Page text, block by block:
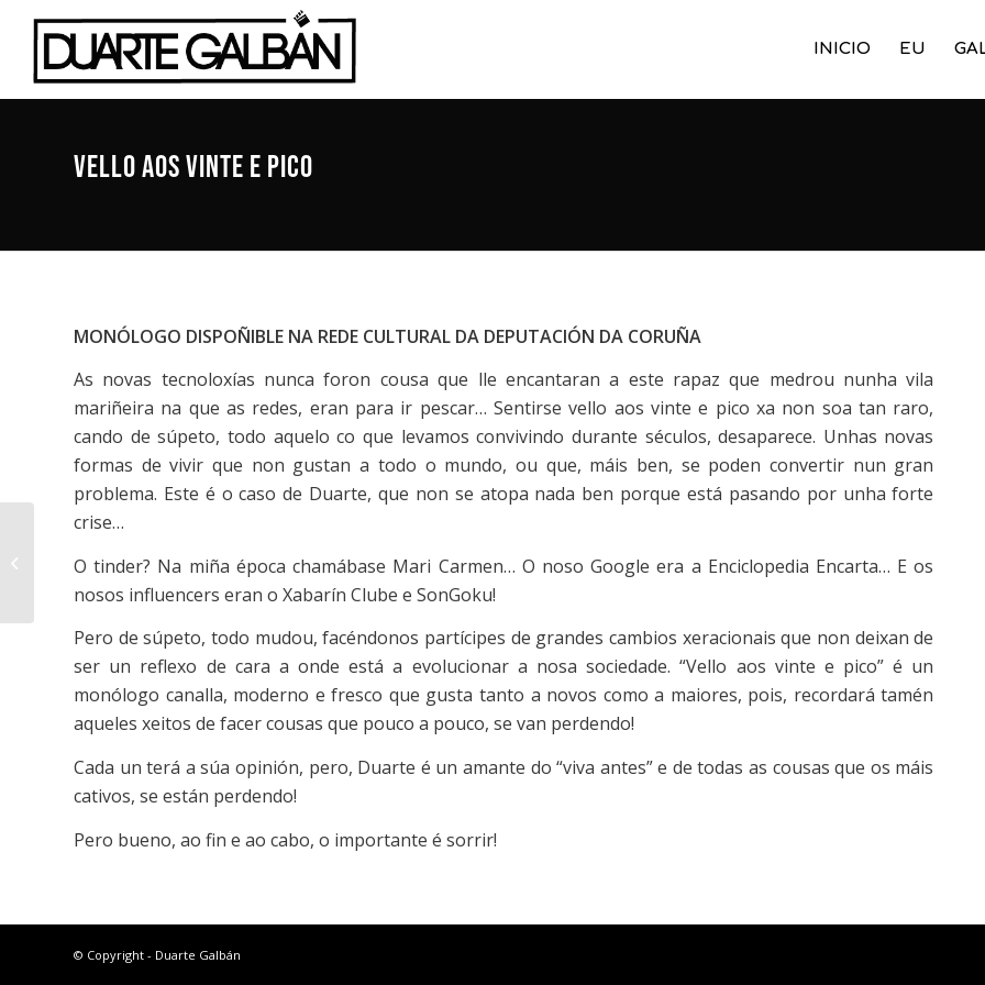
INICIO EU
VELLO AOS VINTE E PICO
MONÓLOGO DISPOÑIBLE NA REDE CULTURAL DA DEPUTACIÓN DA CORUÑA
As novas tecnoloxías nunca foron cousa que lle encantaran a este rapaz que medrou nunha vila
mariñeira na que as redes, eran para ir pescar… Sentirse vello aos vinte e pico xa non soa tan raro,
cando de súpeto, todo aquelo co que levamos convivindo durante séculos, desaparece. Unhas novas
formas de vivir que non gustan a todo o mundo, ou que, máis ben, se poden convertir nun gran
problema. Este é o caso de Duarte, que non se atopa nada ben porque está pasando por unha forte
crise…
O tinder? Na miña época chamábase Mari Carmen… O noso Google era a Enciclopedia Encarta… E os
nosos influencers eran o Xabarín Clube e SonGoku!
Pero de súpeto, todo mudou, facéndonos partícipes de grandes cambios xeracionais que non deixan de
ser un reflexo de cara a onde está a evolucionar a nosa sociedade. “Vello aos vinte e pico” é un
monólogo canalla, moderno e fresco que gusta tanto a novos como a maiores, pois, recordará tamén
aqueles xeitos de facer cousas que pouco a pouco, se van perdendo!
Cada un terá a súa opinión, pero, Duarte é un amante do “viva antes” e de todas as cousas que os máis
cativos, se están perdendo!
Pero bueno, ao fin e ao cabo, o importante é sorrir!
© Copyright - Duarte Galbán
Fun polo Aire